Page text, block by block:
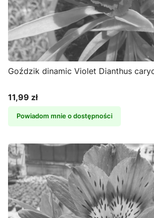
Goździk dinamic Violet Dianthus
Cena
11,99 zł
Powiadom mnie o dostępności